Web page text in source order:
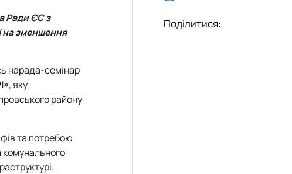
Ради ЄС з
на зменшення
нарада-семінар
, яку
району
та потребою
комунального
Поділитися: